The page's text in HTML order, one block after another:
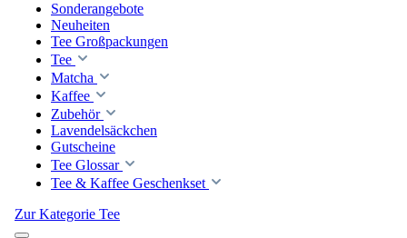
Sonderangebote
Neuheiten
Tee Großpackungen
Tee
Matcha
Kaffee
Zubehör
Lavendelsäckchen
Gutscheine
Tee Glossar
Tee & Kaffee Geschenkset
Zur Kategorie Tee